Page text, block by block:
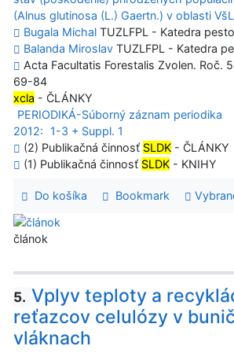
(Alnus glutinosa (L.) Gaertn.) v oblasti
Bugala Michal TUZLFPL - Katedra
Balanda Miroslav TUZLFPL - Katedra
Acta Facultatis Forestalis Zvolen. Roč.
69-84
xcla - ČLÁNKY
PERIODIKÁ-Súborný záznam periodika
2012:
1-3 + Suppl. 1
(2) Publikačná činnosť SLDK - ČLÁNKY
(1) Publikačná činnosť SLDK - KNIHY
Do košíka Bookmark
článok
5. Vplyv teploty a
reťazcov celulózy v
vláknach